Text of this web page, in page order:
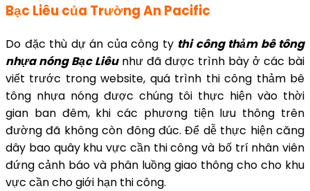
Bạc Liêu của Trường An Pacific
Do đặc thù dự án của công ty thi công thảm bê tông
nhựa nóng Bạc Liêunhư đã được trình bày ở các bài
viết trước trong website, quá trình thi công thảm bê
tông nhựa nóng được chúng tôi thực hiện vào thời
gian ban đêm, khi các phương tiện lưu thông trên
đường đã không còn đông đúc. Để dễ thực hiện căng
dây bao quây khu vực cần thi công và bố trí nhân viên
đứng cảnh báo và phân luồng giao thông cho cho khu
vực cần cho giới hạn thi công.